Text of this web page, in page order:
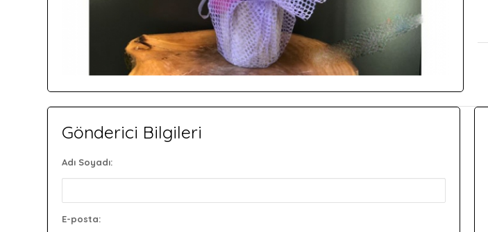
Gönderici Bilgileri
Adı Soyadı:
E-posta: